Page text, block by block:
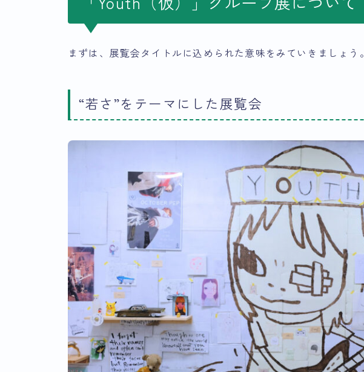
まずは、展覧会タイトルに込められた意味をみていきましょう。
“若さ”をテーマにした展覧会